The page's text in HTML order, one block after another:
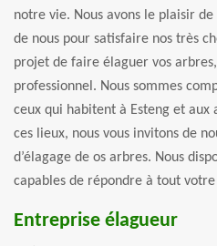
notre vie. Nous avons le plaisir
de nous pour satisfaire nos très
projet de faire élaguer vos
professionnel. Nous sommes
ceux qui habitent à Esteng et aux
ces lieux, nous vous invitons de
d’élagage de os arbres. Nous
capables de répondre à tout votre
Entreprise élagueur